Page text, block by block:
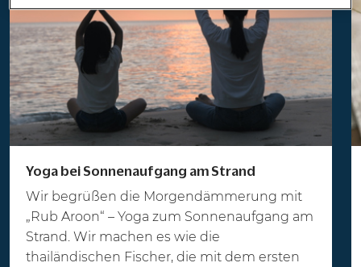
Yoga bei Sonnenaufgang am Strand
Wir begrüßen die Morgendämmerung mit
„Rub Aroon“ – Yoga zum Sonnenaufgang am
Strand. Wir machen es wie die
thailändischen Fischer, die mit dem ersten